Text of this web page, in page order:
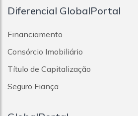
Vila Gilda
Vila Guaraciaba
Vila Guiomar
Vila Helena
Vila Humaitá
Vila João Ramalho
Vila Junqueira
Diferencial GlobalPortal
Financiamento
Consórcio Imobiliário
Título de Capitalização
Seguro Fiança